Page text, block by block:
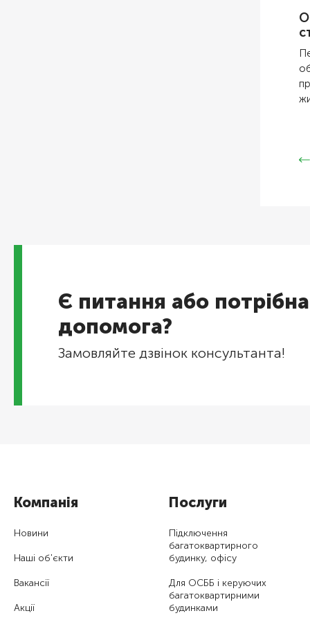
Є питання або потрібна
допомога?
Замовляйте дзвінок консультанта!
Компанія
Новини
Наші об'єкти
Вакансії
Акції
Послуги
Підключення
багатоквартирного
будинку, офісу
Для ОСББ і керуючих
багатоквартирними
будинками